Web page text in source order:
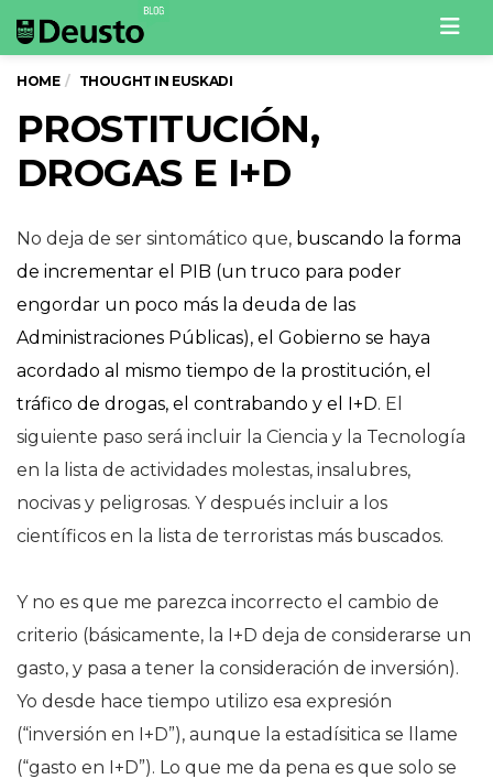
HOME THOUGHT IN EUSKADI
PROSTITUCIÓN,
DROGAS E I+D
No deja de ser sintomático que, buscando la forma
de incrementar el PIB (un truco para poder
engordar un poco más la deuda de las
Administraciones Públicas), el Gobierno se haya
acordado al mismo tiempo de la prostitución, el
tráfico de drogas, el contrabando y el I+D. El
siguiente paso será incluir la Ciencia y la Tecnología
en la lista de actividades molestas, insalubres,
nocivas y peligrosas. Y después incluir a los
científicos en la lista de terroristas más buscados.
Y no es que me parezca incorrecto el cambio de
criterio (básicamente, la I+D deja de considerarse un
gasto, y pasa a tener la consideración de inversión).
Yo desde hace tiempo utilizo esa expresión
(“inversión en I+D”), aunque la estadísitica se llame
(“gasto en I+D”). Lo que me da pena es que solo se